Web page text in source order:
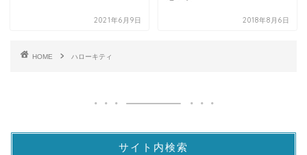
2021年6月9日 2018年8月6日
HOME ハローキティ
サイト内検索